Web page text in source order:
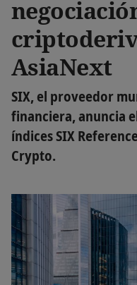
AsiaNext
SIX, el proveedor
financiera, anuncia
índices SIX
Crypto.